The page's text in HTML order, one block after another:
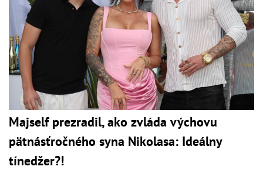
Majself prezradil, ako zvláda výchovu
pätnásťročného syna Nikolasa: Ideálny
tínedžer?!